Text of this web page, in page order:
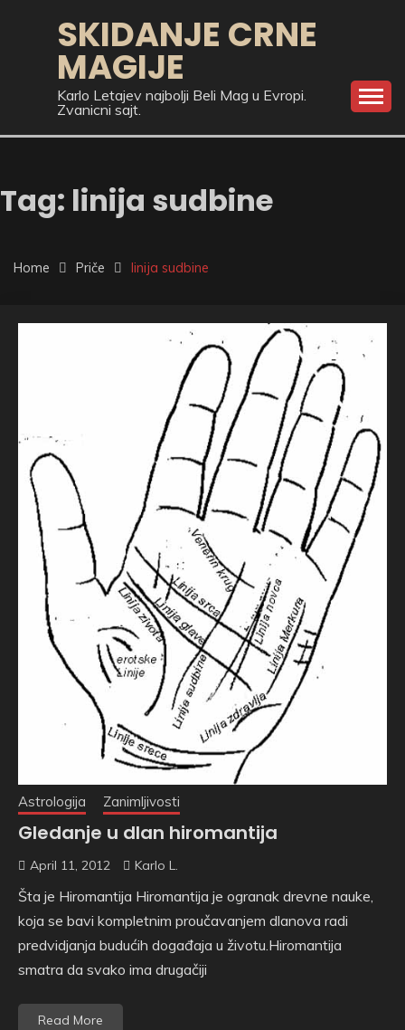
SKIDANJE CRNE
MAGIJE
Karlo Letajev najbolji Beli Mag u Evropi.
Zvanicni sajt.
Tag: linija sudbine
Home Priče linija sudbine
Astrologija Zanimljivosti
Gledanje u dlan hiromantija
April 11, 2012 Karlo L.
Šta je Hiromantija Hiromantija je ogranak drevne nauke,
koja se bavi kompletnim proučavanjem dlanova radi
predvidjanja budućih događaja u životu.Hiromantija
smatra da svako ima drugačiji
Read More